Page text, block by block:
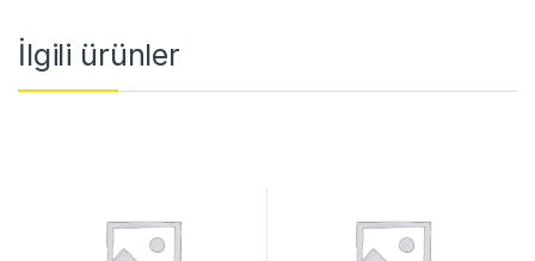
İlgili ürünler